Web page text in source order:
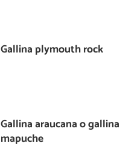
Gallina plymouth rock
Gallina araucana o gallina
mapuche